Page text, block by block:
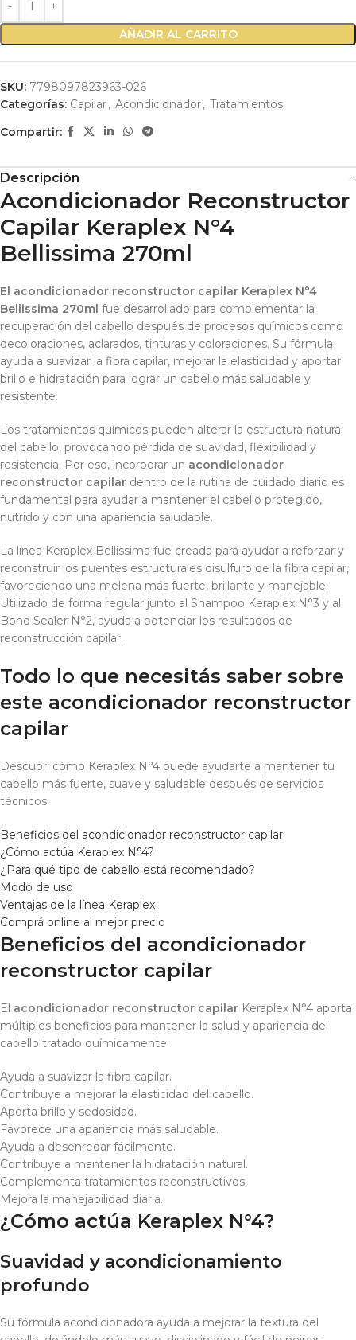
AÑADIR AL CARRITO
SKU: 7798097823963-026
Categorías: Capilar, Acondicionador, Tratamientos
Compartir:
Descripción
Acondicionador Reconstructor
Capilar Keraplex N°4
Bellissima 270ml
El acondicionador reconstructor capilar Keraplex N°4
Bellissima 270ml fue desarrollado para complementar la
recuperación del cabello después de procesos químicos como
decoloraciones, aclarados, tinturas y coloraciones. Su fórmula
ayuda a suavizar la fibra capilar, mejorar la elasticidad y aportar
brillo e hidratación para lograr un cabello más saludable y
resistente.
Los tratamientos químicos pueden alterar la estructura natural
del cabello, provocando pérdida de suavidad, flexibilidad y
resistencia. Por eso, incorporar un acondicionador
reconstructor capilar dentro de la rutina de cuidado diario es
fundamental para ayudar a mantener el cabello protegido,
nutrido y con una apariencia saludable.
La línea Keraplex Bellissima fue creada para ayudar a reforzar y
reconstruir los puentes estructurales disulfuro de la fibra capilar,
favoreciendo una melena más fuerte, brillante y manejable.
Utilizado de forma regular junto al Shampoo Keraplex N°3 y al
Bond Sealer N°2, ayuda a potenciar los resultados de
reconstrucción capilar.
Todo lo que necesitás saber sobre
este acondicionador reconstructor
capilar
Descubrí cómo Keraplex N°4 puede ayudarte a mantener tu
cabello más fuerte, suave y saludable después de servicios
técnicos.
Beneficios del acondicionador reconstructor capilar
¿Cómo actúa Keraplex N°4?
¿Para qué tipo de cabello está recomendado?
Modo de uso
Ventajas de la línea Keraplex
Comprá online al mejor precio
Beneficios del acondicionador
reconstructor capilar
El acondicionador reconstructor capilar Keraplex N°4 aporta
múltiples beneficios para mantener la salud y apariencia del
cabello tratado químicamente.
Ayuda a suavizar la fibra capilar.
Contribuye a mejorar la elasticidad del cabello.
Aporta brillo y sedosidad.
Favorece una apariencia más saludable.
Ayuda a desenredar fácilmente.
Contribuye a mantener la hidratación natural.
Complementa tratamientos reconstructivos.
Mejora la manejabilidad diaria.
¿Cómo actúa Keraplex N°4?
Suavidad y acondicionamiento
profundo
Su fórmula acondicionadora ayuda a mejorar la textura del